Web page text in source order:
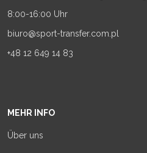
8:00-16:00 Uhr
biuro@sport-transfer.com.pl
+48 12 649 14 83
MEHR INFO
Über uns